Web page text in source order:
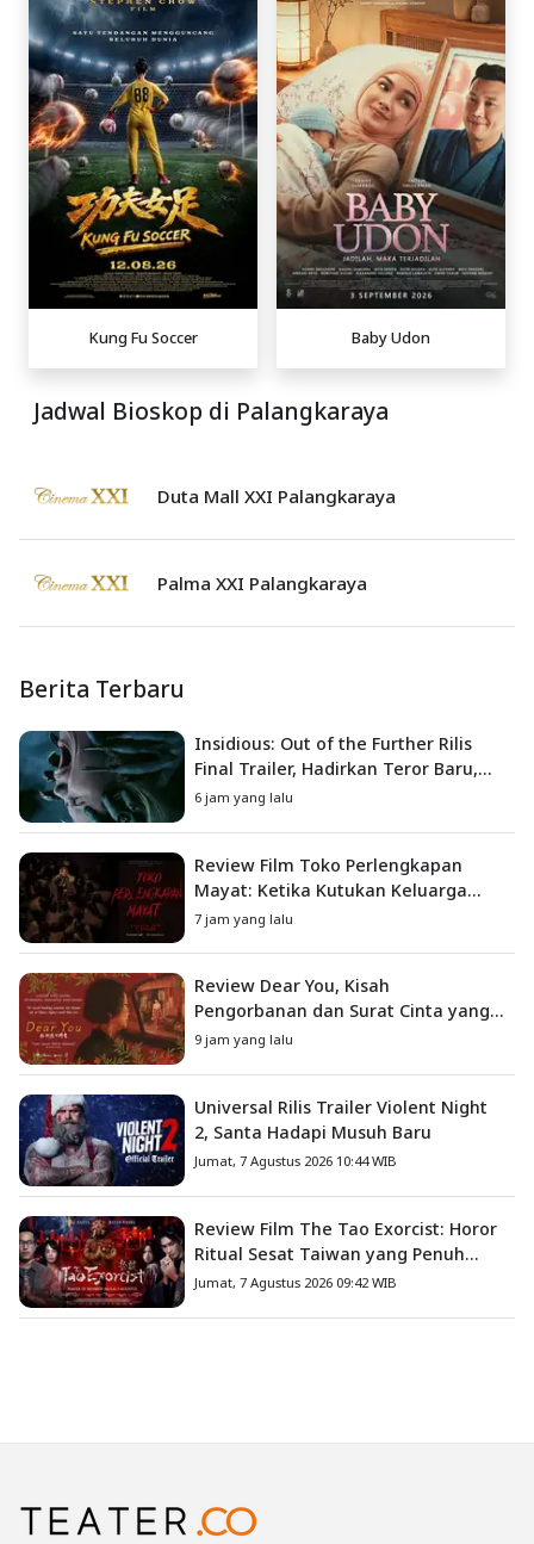
Kung Fu Soccer Baby Udon
Jadwal Bioskop di Palangkaraya
Duta Mall XXI Palangkaraya
Palma XXI Palangkaraya
Berita Terbaru
Insidious: Out of the Further Rilis
Final Trailer, Hadirkan Teror Baru,
Iblis Kini Masuk ke Dunia Manusia
6 jam yang lalu
Review Film Toko Perlengkapan
Mayat: Ketika Kutukan Keluarga
Menjadi Sumber Teror yang
7 jam yang lalu
Review Dear You, Kisah
Pengorbanan dan Surat Cinta yang
Menyentuh Hati
9 jam yang lalu
Universal Rilis Trailer Violent Night
2, Santa Hadapi Musuh Baru
Jumat, 7 Agustus 2026 10:44 WIB
Review Film The Tao Exorcist: Horor
Ritual Sesat Taiwan yang Penuh
Misteri dan Teror Psikologis
Jumat, 7 Agustus 2026 09:42 WIB